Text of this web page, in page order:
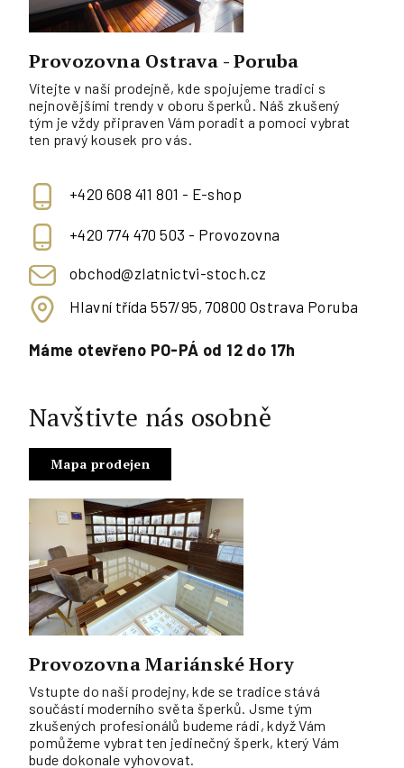
Provozovna Ostrava - Poruba
Vítejte v naší prodejně, kde spojujeme tradici s
nejnovějšími trendy v oboru šperků. Náš zkušený
tým je vždy připraven Vám poradit a pomoci vybrat
ten pravý kousek pro vás.
+420 608 411 801 - E-shop
+420 774 470 503 - Provozovna
obchod@zlatnictvi-stoch.cz
Hlavní třída 557/95, 70800 Ostrava Poruba
Máme otevřeno PO-PÁ od 12 do 17h
Navštivte nás osobně
Mapa prodejen
Provozovna Mariánské Hory
Vstupte do naší prodejny, kde se tradice stává
součástí moderního světa šperků. Jsme tým
zkušených profesionálů budeme rádi, když Vám
pomůžeme vybrat ten jedinečný šperk, který Vám
bude dokonale vyhovovat.